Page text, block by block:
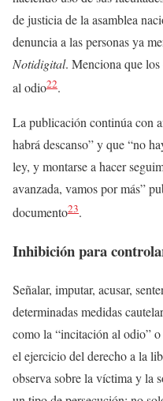
de justicia de la asamblea
denuncia a las personas ya
Notidigital. Menciona que
al odio22.
La publicación continúa con
habrá descanso” y que “no
ley, y montarse a hacer
avanzada, vamos por más”
documento23.
Inhibición para
Señalar, imputar, acusar,
determinadas medidas
como la “incitación al odio”
el ejercicio del derecho a la
observa sobre la víctima y la